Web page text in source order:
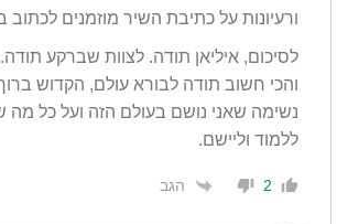
ורעיונות על כתיבת השיר מוזמנים לכתוב
לסיכום, איליאן תודה. לצוות שברקע תודה.
והכי חשוב תודה לבורא עולם, הקדוש
נשימה שאני נושם בעולם הזה ועל כל מה
ללמוד וליישם.
2 הגב